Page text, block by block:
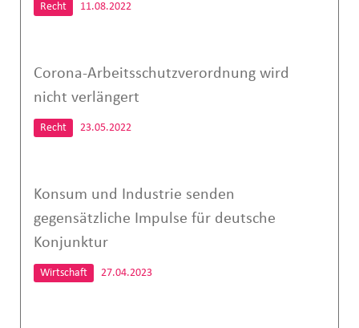
Recht 11.08.2022
Corona-Arbeitsschutzverordnung wird
nicht verlängert
Recht 23.05.2022
Konsum und Industrie senden
gegensätzliche Impulse für deutsche
Konjunktur
Wirtschaft 27.04.2023